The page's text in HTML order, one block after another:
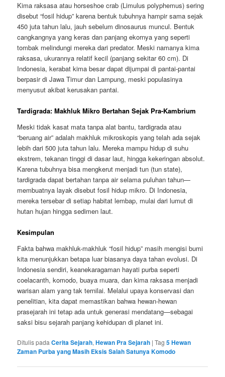
Kima raksasa atau horseshoe crab (Limulus polyphemus) sering
disebut “fosil hidup” karena bentuk tubuhnya hampir sama sejak
450 juta tahun lalu, jauh sebelum dinosaurus muncul. Bentuk
cangkangnya yang keras dan panjang ekornya yang seperti
tombak melindungi mereka dari predator. Meski namanya kima
raksasa, ukurannya relatif kecil (panjang sekitar 60 cm). Di
Indonesia, kerabat kima besar dapat dijumpai di pantai-pantai
berpasir di Jawa Timur dan Lampung, meski populasinya
menyusut akibat kerusakan pantai.
Tardigrada: Makhluk Mikro Bertahan Sejak Pra-Kambrium
Meski tidak kasat mata tanpa alat bantu, tardigrada atau
“beruang air” adalah makhluk mikroskopis yang telah ada sejak
lebih dari 500 juta tahun lalu. Mereka mampu hidup di suhu
ekstrem, tekanan tinggi di dasar laut, hingga kekeringan absolut.
Karena tubuhnya bisa mengkerut menjadi tun (tun state),
tardigrada dapat bertahan tanpa air selama puluhan tahun—
membuatnya layak disebut fosil hidup mikro. Di Indonesia,
mereka tersebar di setiap habitat lembap, mulai dari lumut di
hutan hujan hingga sedimen laut.
Kesimpulan
Fakta bahwa makhluk-makhluk “fosil hidup” masih mengisi bumi
kita menunjukkan betapa luar biasanya daya tahan evolusi. Di
Indonesia sendiri, keanekaragaman hayati purba seperti
coelacanth, komodo, buaya muara, dan kima raksasa menjadi
warisan alam yang tak ternilai. Melalui upaya konservasi dan
penelitian, kita dapat memastikan bahwa hewan-hewan
prasejarah ini tetap ada untuk generasi mendatang—sebagai
saksi bisu sejarah panjang kehidupan di planet ini.
Ditulis pada Cerita Sejarah,Hewan Pra Sejarah |Tag 5 Hewan
Zaman Purba yang Masih Eksis Salah Satunya Komodo